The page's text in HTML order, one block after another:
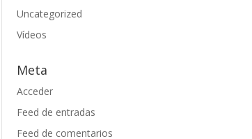
Uncategorized
Vídeos
Meta
Acceder
Feed de entradas
Feed de comentarios